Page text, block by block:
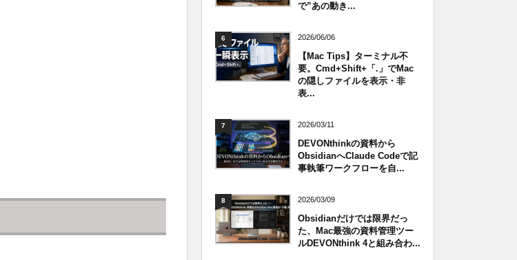
で”あの動き...
6 2026/06/06
【Mac Tips】ターミナル不
要。Cmd+Shift+「.」でMac
の隠しファイルを表示・非
表...
7 2026/03/11
DEVONthinkの資料から
ObsidianへClaude Codeで記
事執筆ワークフローを自...
8 2026/03/09
Obsidianだけでは限界だっ
た、Mac最強の資料管理ツー
ルDEVONthink 4と組み合わ...